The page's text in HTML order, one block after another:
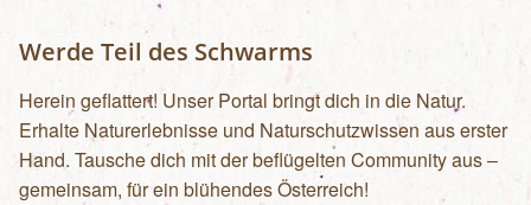
Werde Teil des Schwarms
Herein geflattert! Unser Portal bringt dich in die Natur.
Erhalte Naturerlebnisse und Naturschutzwissen aus erster
Hand. Tausche dich mit der beflügelten Community aus –
gemeinsam, für ein blühendes Österreich!